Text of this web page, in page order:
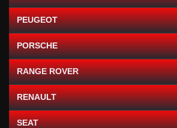
PEUGEOT
PORSCHE
RANGE ROVER
RENAULT
SEAT